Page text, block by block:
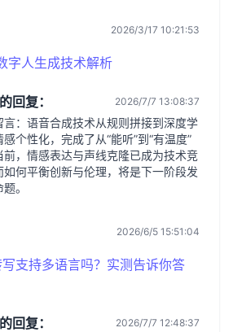
2026/3/17 10:21:53
字人生成技术解析
回复： 2026/7/7 13:08:37
言：语音合成技术从规则拼接到深度学
个性化，完成了从“能听”到“有温度”
前，情感表达与声线克隆已成为技术竞
如何平衡创新与伦理，将是下一阶段发
。
2026/6/5 15:51:04
支持多语言吗？实测告诉你答
回复： 2026/7/7 12:48:37